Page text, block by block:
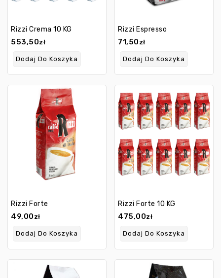
Rizzi Crema 10 KG
553,50zł
Dodaj Do Koszyka
Rizzi Espresso
71,50 zł
Dodaj Do Koszyka
Rizzi Forte
49,00 zł
Dodaj Do Koszyka
Rizzi Forte 10 KG
475,00zł
Dodaj Do Koszyka